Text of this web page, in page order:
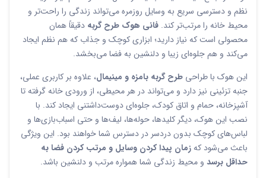
نظم و دسترسی سریع به وسایل روزمره می‌تواند زندگی را راحت‌تر و
محیط خانه را مرتب‌تر کند. فانی هوک طرح گربه دقیقاً همان
محصولی است که نیاز دارید؛ ابزاری کوچک و جذاب که هم نظم ایجاد
می‌کند و هم جلوه‌ای زیبا و دلنشین به فضا می‌بخشد.
این هوک با طراحی طرح گربه بامزه و مینیمال، علاوه بر کاربری عملی،
جنبه تزئینی نیز دارد و می‌تواند در هر محیطی، از ورودی خانه گرفته تا
آشپزخانه، حمام و اتاق کودک، جلوه‌ای دوست‌داشتنی ایجاد کند. با
نصب این هوک، دیگر کلیدها، حوله‌ها، لیف‌ها و حتی اسباب‌بازی‌ها و
لباس‌های کوچک بدون دردسر در دسترس شما خواهند بود. این ویژگی
باعث می‌شود کهزمان پیدا کردن وسایل و مرتب کردن فضا به
حداقل برسد و محیط زندگی شما همواره مرتب و دلنشین باشد.